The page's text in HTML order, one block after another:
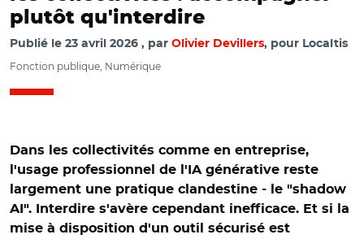
plutôt qu'interdire
Publié le 23 avril 2026 par Olivier Devillers, pour Localtis
Fonction publique, Numérique
Dans les collectivités comme en entreprise,
l'usage professionnel de l'IA générative reste
largement une pratique clandestine - le "shadow
AI". Interdire s'avère cependant inefficace. Et si la
mise à disposition d'un outil sécurisé est